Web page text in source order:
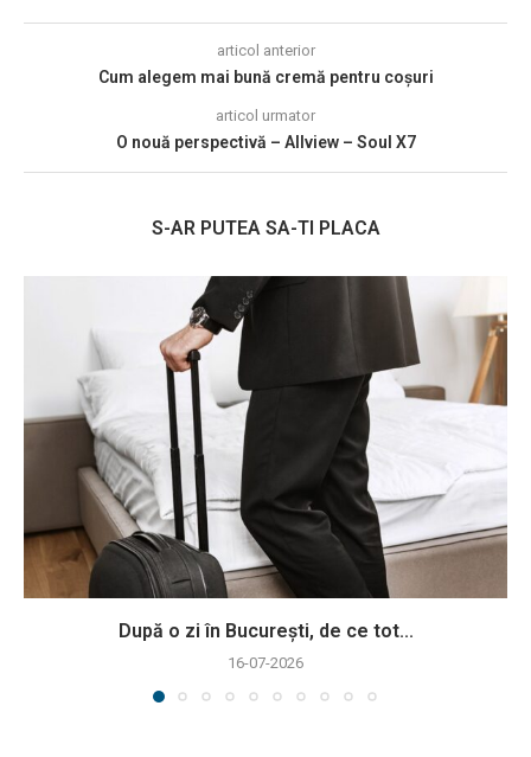
articol anterior
Cum alegem mai bună cremă pentru coșuri
articol urmator
O nouă perspectivă – Allview – Soul X7
S-AR PUTEA SA-TI PLACA
După o zi în București, de ce tot...
16-07-2026